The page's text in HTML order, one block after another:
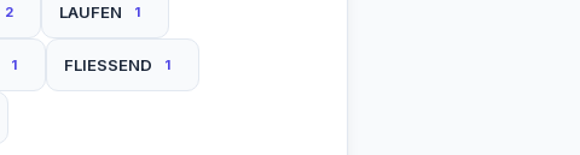
2 LAUFEN 1
1 FLIESSEND 1